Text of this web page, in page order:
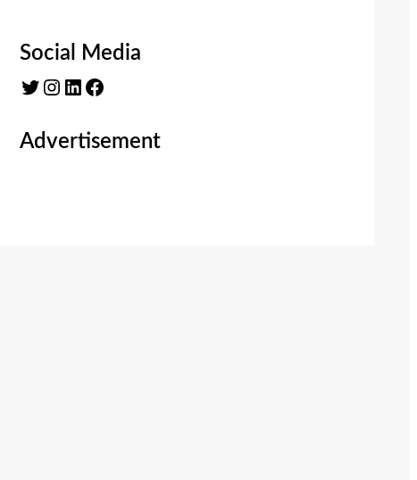
Social Media
Twitter
Instagram LinkedIn Facebook
Advertisement